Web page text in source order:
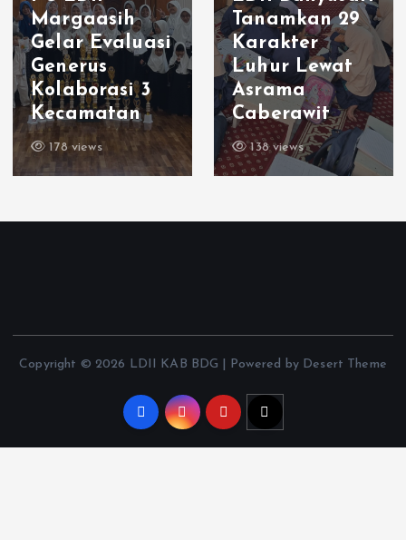
Margaasih
Gelar Evaluasi
Generus
Kolaborasi 3
Kecamatan
178 views
Tanamkan 29
Karakter
Luhur Lewat
Asrama
Caberawit
138 views
Copyright © 2026 LDII KAB BDG | Powered by Desert Theme